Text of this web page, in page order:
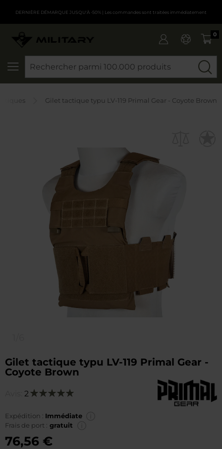
DERNIÈRE DÉMARQUE JUSQU'À -50% | Les commandes sont traitées immédiatement
0
Gilet tactique typu LV-119 Primal Gear - Coyote Brown
Gilet tactique typu LV-119 Primal Gear -
Coyote Brown
2Notation:
Expédition : Immédiate
Frais de port : gratuit
76,56 €